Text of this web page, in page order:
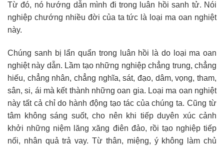
Từ đó, nó hướng dẫn mình đi trong luân hồi sanh tử. Nói
nghiệp chướng nhiều đời của ta tức là loại ma oan nghiệt
này.
Chúng sanh bị lẩn quẩn trong luân hồi là do loại ma oan
nghiệt này dẫn. Lầm tạo những nghiệp chẳng trung, chẳng
hiếu, chẳng nhân, chẳng nghĩa, sát, đạo, dâm, vọng, tham,
sân, si, ái mà kết thành những oan gia. Loại ma oan nghiệt
này tất cả chỉ do hành động tạo tác của chúng ta. Cũng từ
tâm không sáng suốt, cho nên khi tiếp duyên xúc cảnh
khởi những niệm lăng xăng điên đảo, rồi tạo nghiệp tiếp
nối, nhân quả trả vay. Từ thân, miệng, ý không làm chủ